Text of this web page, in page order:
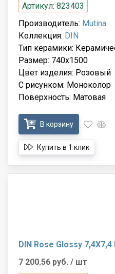
Артикул: 823403
Производитель: Mutina
Коллекция: DIN
Тип керамики:
Размер: 740x1500
Цвет изделия: Розовый
С рисунком: Моноколор
Поверхность: Матовая
В корзину
Купить в 1 клик
DIN Rose Glossy 7,4X7,4
7 200.56 руб. / шт